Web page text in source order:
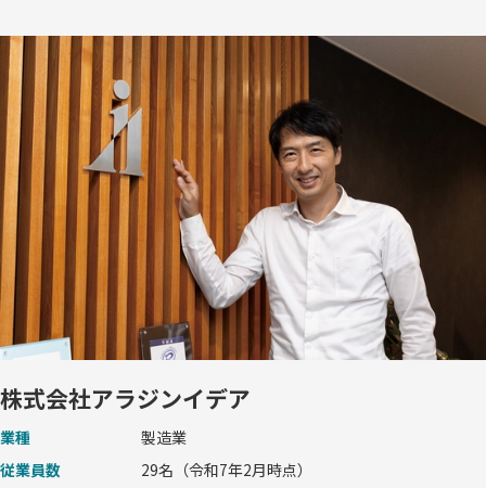
株式会社アラジンイデア
業種
製造業
従業員数
29名（令和7年2月時点）